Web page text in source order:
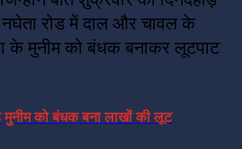
रोड में दाल और चावल के
के मुनीम को बंधक बनाकर लूटपाट
मुनीम को बंधक बना लाखों की लूट